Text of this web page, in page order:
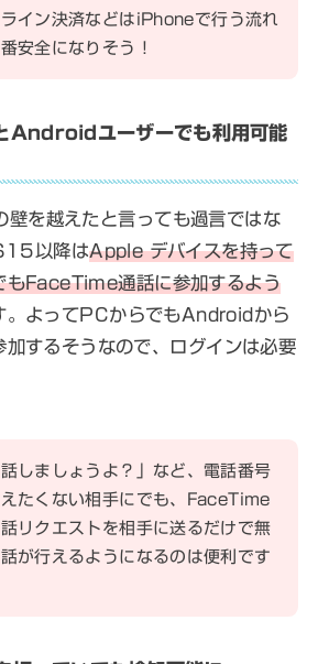
イン決済などはiPhoneで行う流れ
安全になりそう！
ユーザーでも利用可能
を越えたと言っても過言ではな
以降はApple デバイスを持って
もFaceTime通話に参加するよう
。よってPCからでもAndroidから
加するそうなので、ログインは必要
話しましょうよ？」など、電話番号
たくない相手にでも、FaceTime
リクエストを相手に送るだけで無
が行えるようになるのは便利です